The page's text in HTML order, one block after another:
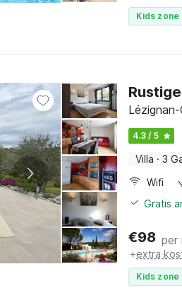
Kids zone
4.3 / 5
Villa · 3
Wifi
Gratis
€98 per
+extra
Kids zone